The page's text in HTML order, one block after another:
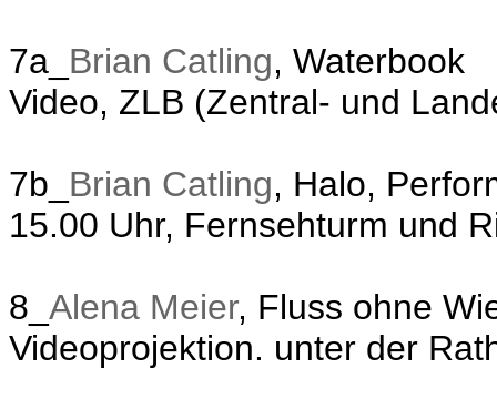
7a_ Brian Catling, Waterbook
Video, ZLB (Zentral- und
7b_ Brian Catling, Halo,
15.00 Uhr, Fernsehturm und
8_ Alena Meier, Fluss ohne
Videoprojektion. unter der